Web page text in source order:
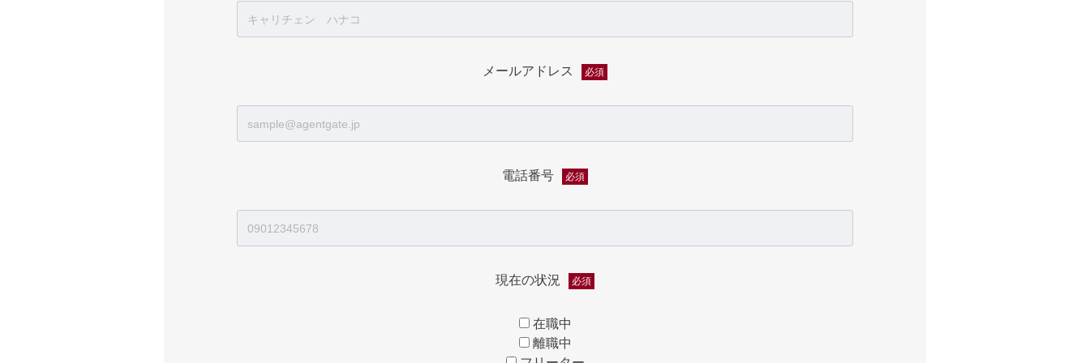
メールアドレス 必須
電話番号 必須
現在の状況 必須
在職中
離職中